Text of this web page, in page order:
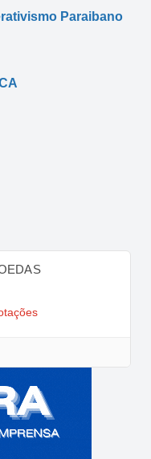
Paraibano